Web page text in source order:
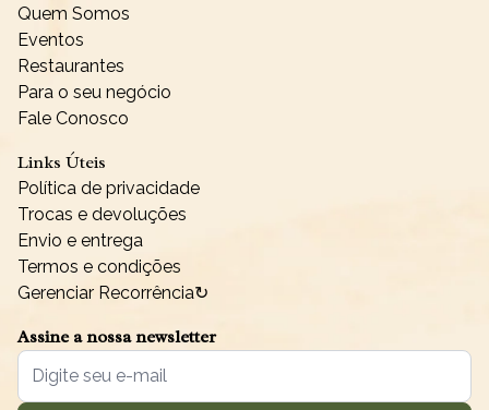
Quem Somos
Eventos
Restaurantes
Para o seu negócio
Fale Conosco
Links Úteis
Política de privacidade
Trocas e devoluções
Envio e entrega
Termos e condições
Gerenciar Recorrência↻
Assine a nossa newsletter